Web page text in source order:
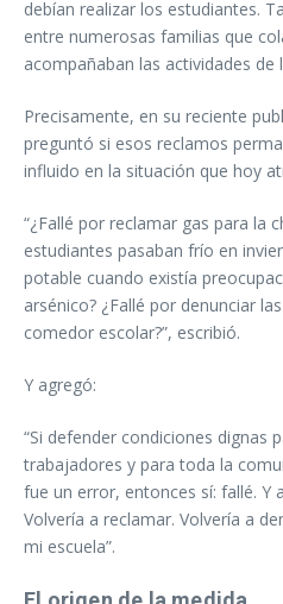
debían realizar los estudiantes.
entre numerosas familias que
acompañaban las actividades de
Precisamente, en su reciente
preguntó si esos reclamos
influido en la situación que hoy
“¿Fallé por reclamar gas para la
estudiantes pasaban frío en
potable cuando existía
arsénico? ¿Fallé por denunciar
comedor escolar?”, escribió.
Y agregó:
“Si defender condiciones dignas
trabajadores y para toda la
fue un error, entonces sí: fallé. Y
Volvería a reclamar. Volvería a
mi escuela”.